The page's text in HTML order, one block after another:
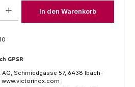
In den Warenkorb
GPSR
Schmiedgasse 57, 6438 Ibach-
www.victorinox.com